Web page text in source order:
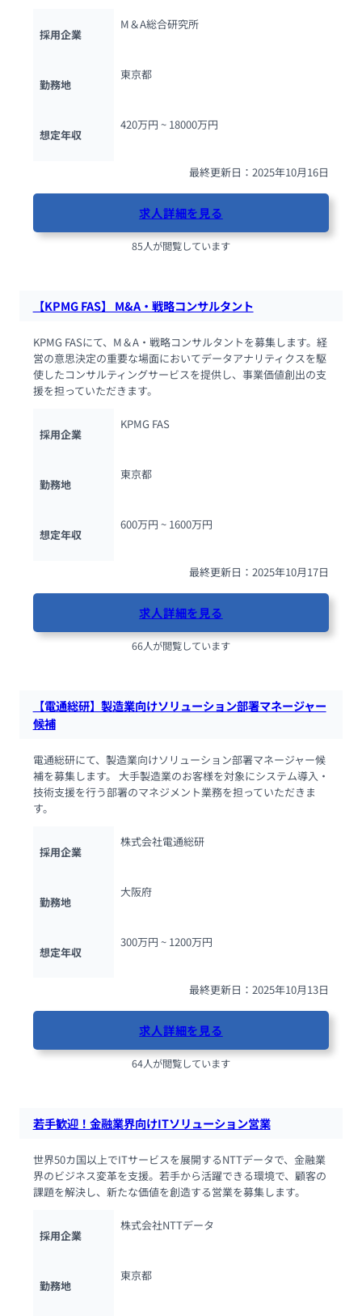
採用企業
M＆A総合研究所
勤務地
東京都
想定年収
420万円 ~ 18000万円
最終更新日：2025年10月16日
求人詳細を見る
85人が閲覧しています
【KPMG FAS】 M&A・戦略コンサルタント
KPMG FASにて、M＆A・戦略コンサルタントを募集します。経
営の意思決定の重要な場面においてデータアナリティクスを駆
使したコンサルティングサービスを提供し、事業価値創出の支
援を担っていただきます。
採用企業
KPMG FAS
勤務地
東京都
想定年収
600万円 ~ 1600万円
最終更新日：2025年10月17日
求人詳細を見る
66人が閲覧しています
【電通総研】製造業向けソリューション部署マネージャー
候補
電通総研にて、製造業向けソリューション部署マネージャー候
補を募集します。 大手製造業のお客様を対象にシステム導入・
技術支援を行う部署のマネジメント業務を担っていただきま
す。
採用企業
株式会社電通総研
勤務地
大阪府
想定年収
300万円 ~ 1200万円
最終更新日：2025年10月13日
求人詳細を見る
64人が閲覧しています
若手歓迎！金融業界向けITソリューション営業
世界50カ国以上でITサービスを展開するNTTデータで、金融業
界のビジネス変革を支援。若手から活躍できる環境で、顧客の
課題を解決し、新たな価値を創造する営業を募集します。
採用企業
株式会社NTTデータ
勤務地
東京都